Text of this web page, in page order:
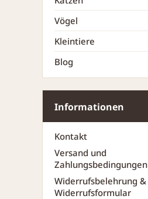
Vögel
Kleintiere
Blog
Informationen
Kontakt
Versand und
Zahlungsbedingungen
Widerrufsbelehrung &
Widerrufsformular